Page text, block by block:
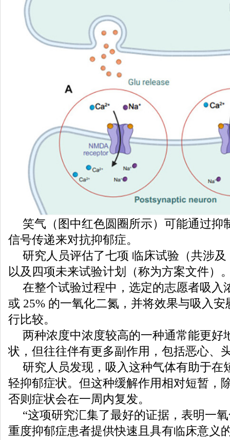
笑气（图中红色圆圈所示）可能通过抑
信号传递来对抗抑郁症。
研究人员评估了七项 临床试验（共涉及
以及四项未来试验计划（称为方案文件）
在整个试验过程中，选定的志愿者吸入
或 25% 的一氧化二氮，并将效果与吸入
行比较。
两种浓度中浓度较高的一种通常能更好
状，但往往伴有更多副作用，包括恶心、
研究人员发现，吸入这种气体有助于在
轻抑郁症状。但这种缓解作用相对短暂，
否则症状会在一周内复发。
“这项研究汇集了最好的证据，表明一
重度抑郁症患者提供快速且具有临床意义